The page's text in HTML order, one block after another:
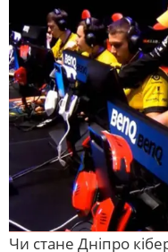
Чи стане Дніпро